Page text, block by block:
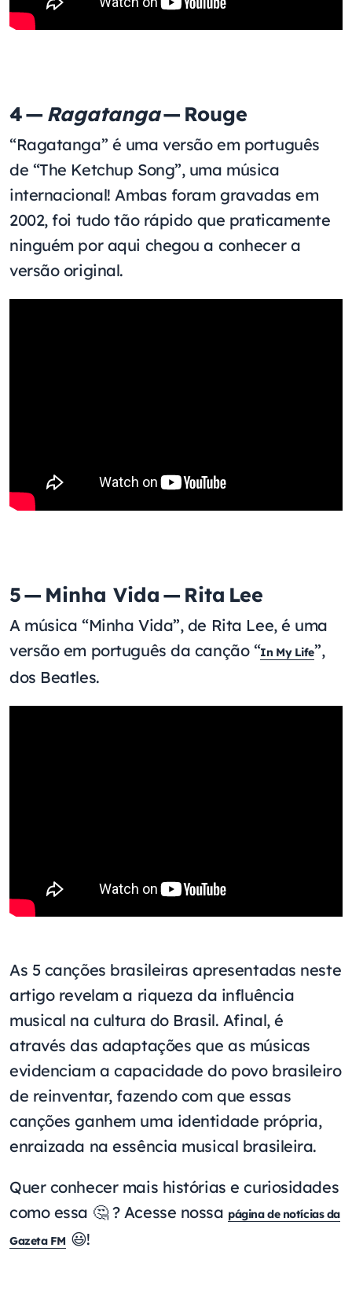
4 — Ragatanga— Rouge
“Ragatanga” é uma versão em português
de “The Ketchup Song”, uma música
internacional! Ambas foram gravadas em
2002, foi tudo tão rápido que praticamente
ninguém por aqui chegou a conhecer a
versão original.
5 — Minha Vida — Rita Lee
A música “Minha Vida”, de Rita Lee, é uma
versão em português da canção “In My Life”,
dos Beatles.
As 5 canções brasileiras apresentadas neste
artigo revelam a riqueza da influência
musical na cultura do Brasil. Afinal, é
através das adaptações que as músicas
evidenciam a capacidade do povo brasileiro
de reinventar, fazendo com que essas
canções ganhem uma identidade própria,
enraizada na essência musical brasileira.
Quer conhecer mais histórias e curiosidades
como essa 🤔 ? Acesse nossa página de notícias da
Gazeta FM 😃!